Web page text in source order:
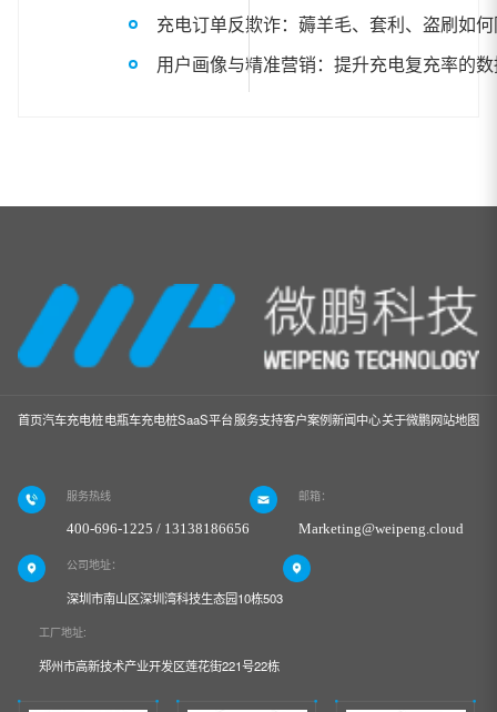
充电订单反欺诈：薅羊毛、套利、盗刷如
用户画像与精准营销：提升充电复充率的
首页汽车充电桩电瓶车充电桩SaaS平台服务支持客户案例新闻中心关于微鹏网站地图
服务热线
400-696-1225 / 13138186656
邮箱：
Marketing@weipeng.cloud
公司地址：
深圳市南山区深圳湾科技生态园10栋503
工厂地址:
郑州市高新技术产业开发区莲花街221号22栋